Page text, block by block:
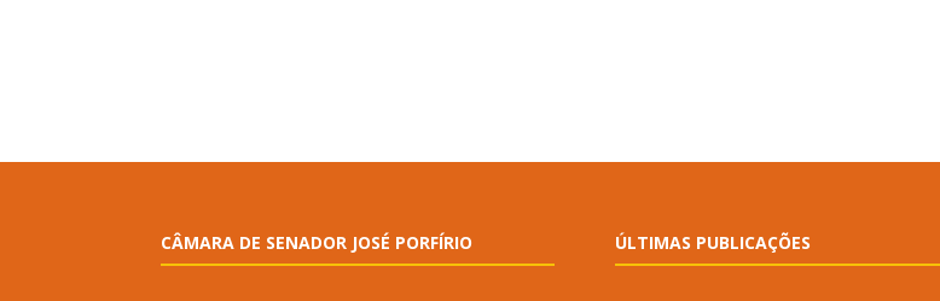
CÂMARA DE SENADOR JOSÉ PORFÍRIO ÚLTIMAS PUBLICAÇÕES